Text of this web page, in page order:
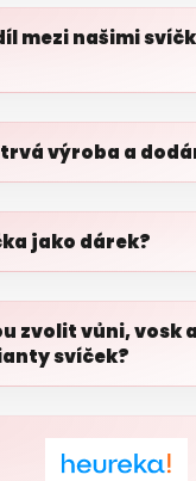
mezi našimi
výroba a
jako dárek?
zvolit vůni, vosk
svíček?